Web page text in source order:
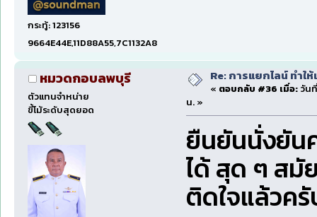
กระทู้: 123156
9664E44E,11D88A55,7C1132A8
หมวดกอบลพบุรี
ตัวแทนจำหน่าย
ขี้โม้ระดับสุดยอด
Re: การแยกไลน์ ทำใ
« ตอบกลับ #36 เมื่อ:วันที่
น. »
ยืนยันนั่งยัน
ได้ สุด ๆ สมั
ติดใจแล้วค